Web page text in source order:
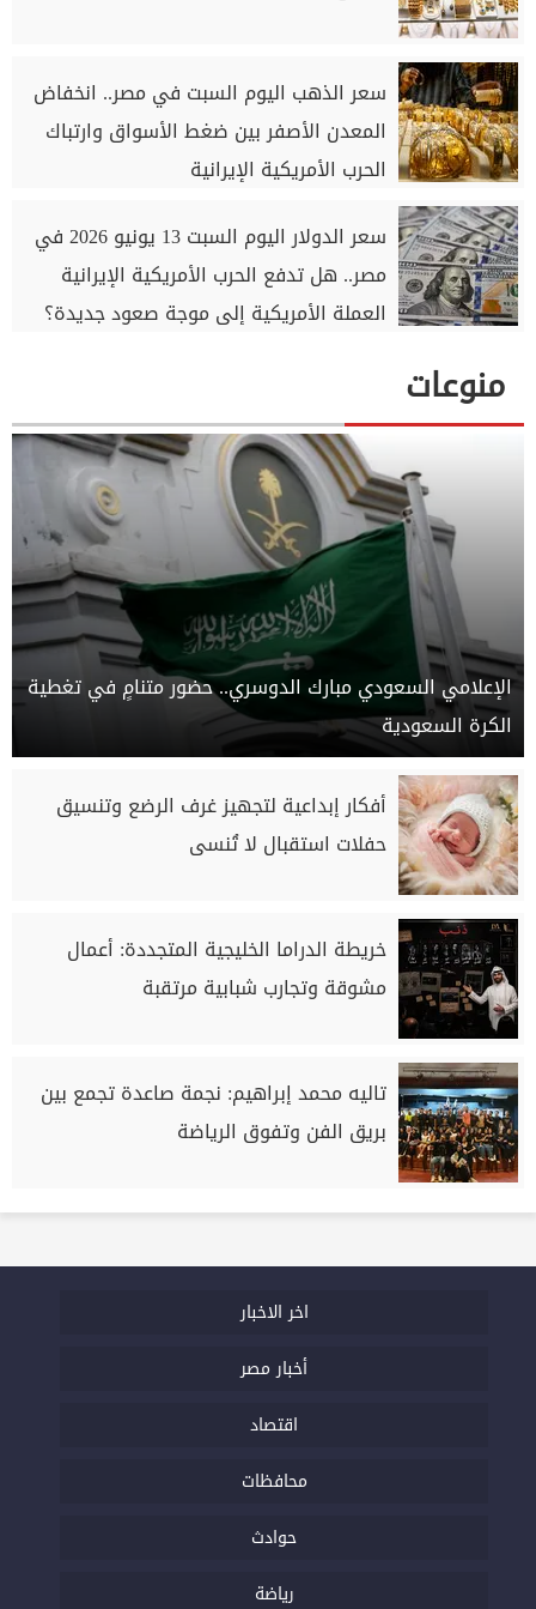
سعر الذهب اليوم السبت في مصر.. انخفاض
المعدن الأصفر بين ضغط الأسواق وارتباك
الحرب الأمريكية الإيرانية
سعر الدولار اليوم السبت 13 يونيو 2026 في
مصر.. هل تدفع الحرب الأمريكية الإيرانية
العملة الأمريكية إلى موجة صعود جديدة؟
منوعات
الإعلامي السعودي مبارك الدوسري.. حضور متنامٍ في تغطية
الكرة السعودية
أفكار إبداعية لتجهيز غرف الرضع وتنسيق
حفلات استقبال لا تُنسى
خريطة الدراما الخليجية المتجددة: أعمال
مشوقة وتجارب شبابية مرتقبة
تاليه محمد إبراهيم: نجمة صاعدة تجمع بين
بريق الفن وتفوق الرياضة
اخر الاخبار
أخبار مصر
اقتصاد
محافظات
حوادث
رياضة